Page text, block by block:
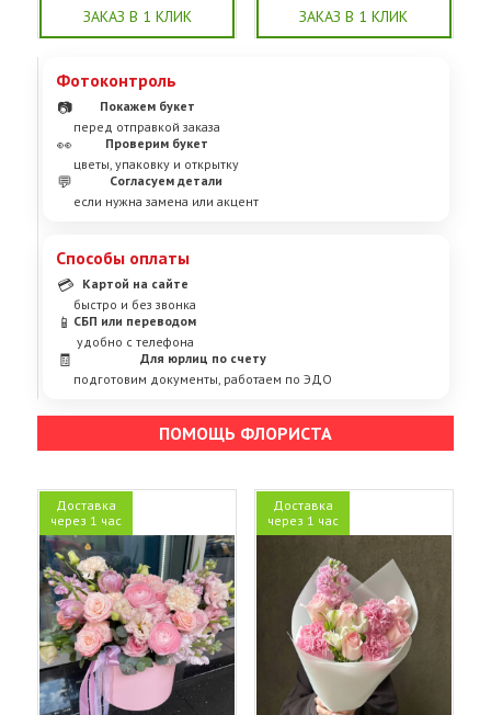
ЗАКАЗ В 1 КЛИК ЗАКАЗ В 1 КЛИК
Фотоконтроль
📷
Покажем букет
перед отправкой заказа
👀
Проверим букет
цветы, упаковку и открытку
💬
Согласуем детали
если нужна замена или акцент
Способы оплаты
💳
Картой на сайте
быстро и без звонка
📱 СБП или переводом
удобно с телефона
🧾
Для юрлиц по счету
подготовим документы, работаем по ЭДО
ПОМОЩЬ ФЛОРИСТА
Доставка
через 1 час
Доставка
через 1 час